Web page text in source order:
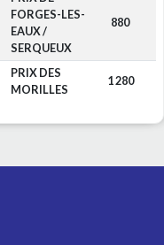
FORGES-LES-
EAUX /
SERQUEUX
880
PRIX DES
MORILLES
1 280